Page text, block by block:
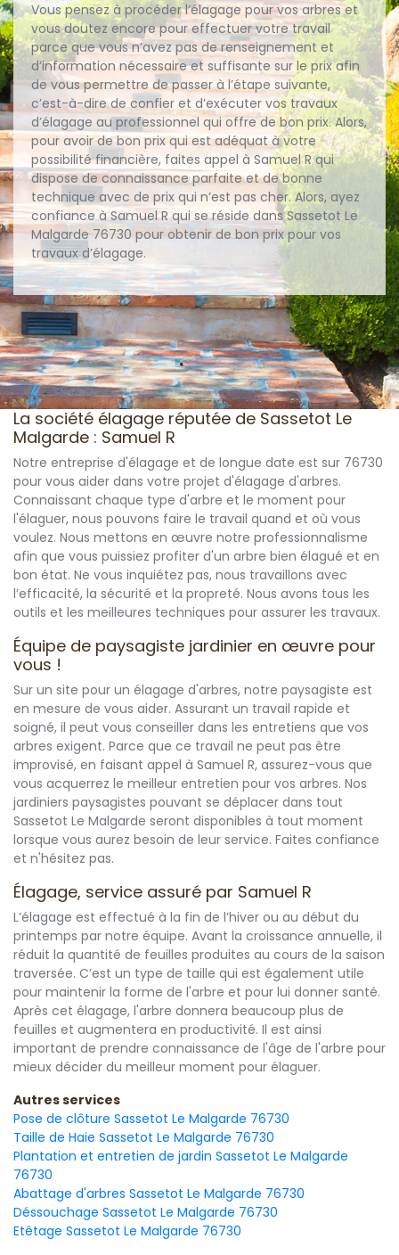
Vous pensez à procéder l’élagage pour vos arbres et
vous doutez encore pour effectuer votre travail
parce que vous n’avez pas de renseignement et
d’information nécessaire et suffisante sur le prix afin
de vous permettre de passer à l’étape suivante,
c’est-à-dire de confier et d’exécuter vos travaux
d’élagage au professionnel qui offre de bon prix. Alors,
pour avoir de bon prix qui est adéquat à votre
possibilité financière, faites appel à Samuel R qui
dispose de connaissance parfaite et de bonne
technique avec de prix qui n’est pas cher. Alors, ayez
confiance à Samuel R qui se réside dans Sassetot Le
Malgarde 76730 pour obtenir de bon prix pour vos
travaux d’élagage.
La société élagage réputée de Sassetot Le
Malgarde : Samuel R
Notre entreprise d'élagage et de longue date est sur 76730
pour vous aider dans votre projet d'élagage d'arbres.
Connaissant chaque type d'arbre et le moment pour
l'élaguer, nous pouvons faire le travail quand et où vous
voulez. Nous mettons en œuvre notre professionnalisme
afin que vous puissiez profiter d'un arbre bien élagué et en
bon état. Ne vous inquiétez pas, nous travaillons avec
l’efficacité, la sécurité et la propreté. Nous avons tous les
outils et les meilleures techniques pour assurer les travaux.
Équipe de paysagiste jardinier en œuvre pour
vous !
Sur un site pour un élagage d'arbres, notre paysagiste est
en mesure de vous aider. Assurant un travail rapide et
soigné, il peut vous conseiller dans les entretiens que vos
arbres exigent. Parce que ce travail ne peut pas être
improvisé, en faisant appel à Samuel R, assurez-vous que
vous acquerrez le meilleur entretien pour vos arbres. Nos
jardiniers paysagistes pouvant se déplacer dans tout
Sassetot Le Malgarde seront disponibles à tout moment
lorsque vous aurez besoin de leur service. Faites confiance
et n'hésitez pas.
Élagage, service assuré par Samuel R
L’élagage est effectué à la fin de l’hiver ou au début du
printemps par notre équipe. Avant la croissance annuelle, il
réduit la quantité de feuilles produites au cours de la saison
traversée. C’est un type de taille qui est également utile
pour maintenir la forme de l'arbre et pour lui donner santé.
Après cet élagage, l'arbre donnera beaucoup plus de
feuilles et augmentera en productivité. Il est ainsi
important de prendre connaissance de l'âge de l'arbre pour
mieux décider du meilleur moment pour élaguer.
Autres services
Pose de clôture Sassetot Le Malgarde 76730
Taille de Haie Sassetot Le Malgarde 76730
Plantation et entretien de jardin Sassetot Le Malgarde
76730
Abattage d'arbres Sassetot Le Malgarde 76730
Déssouchage Sassetot Le Malgarde 76730
Etêtage Sassetot Le Malgarde 76730